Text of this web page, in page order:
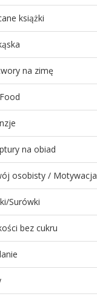
książki
na zimę
na obiad
osobisty / Motywacja
Surówki
bez cukru